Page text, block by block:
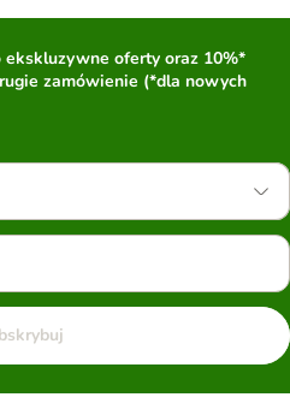
ekskluzywne oferty oraz 10%*
zamówienie (*dla nowych